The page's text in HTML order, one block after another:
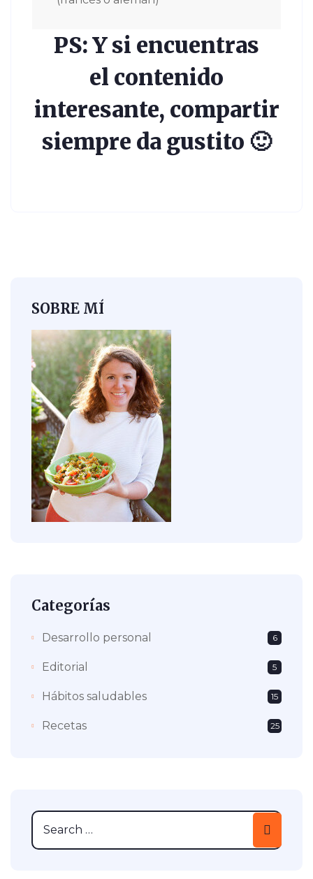
PS: Y si encuentras
el contenido
interesante, compartir
siempre da gustito 🙂
SOBRE MÍ
Categorías
Desarrollo personal 6
Editorial 5
Hábitos saludables 15
Recetas 25